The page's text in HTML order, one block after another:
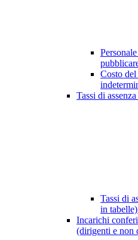
Costo del
Tassi di assenza
Tassi di
in tabelle)
Incarichi
(dirigenti e non